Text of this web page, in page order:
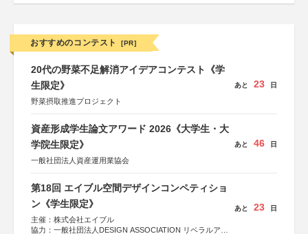
おすすめのコンテスト [PR]
20代の野菜不足解消アイデアコンテスト《学
生限定》
野菜摂取推進プロジェクト
あと 23 日
資産形成学生論文アワード 2026《大学生・大
学院生限定》
一般社団法人資産運用業協会
あと 46 日
第18回 エイブル空間デザインコンペティショ
ン《学生限定》
主催：株式会社エイブル
協力：一般社団法人DESIGN ASSOCIATION リベラルアー
あと 23 日